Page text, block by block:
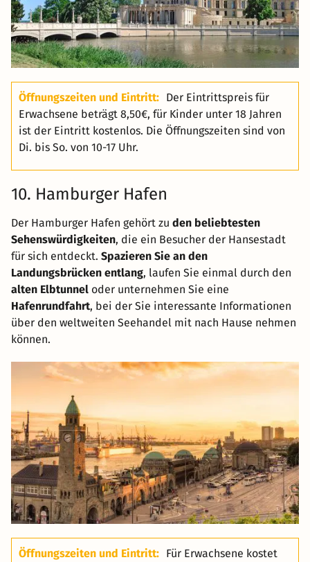
Öffnungszeiten und Eintritt: Der Eintrittspreis für
Erwachsene beträgt 8,50€, für Kinder unter 18 Jahren
ist der Eintritt kostenlos. Die Öffnungszeiten sind von
Di. bis So. von 10-17 Uhr.
10. Hamburger Hafen
Der Hamburger Hafen gehört zu den beliebtesten
Sehenswürdigkeiten, die ein Besucher der Hansestadt
für sich entdeckt. Spazieren Sie an den
Landungsbrücken entlang, laufen Sie einmal durch den
alten Elbtunnel oder unternehmen Sie eine
Hafenrundfahrt, bei der Sie interessante Informationen
über den weltweiten Seehandel mit nach Hause nehmen
können.
Öffnungszeiten und Eintritt: Für Erwachsene kostet